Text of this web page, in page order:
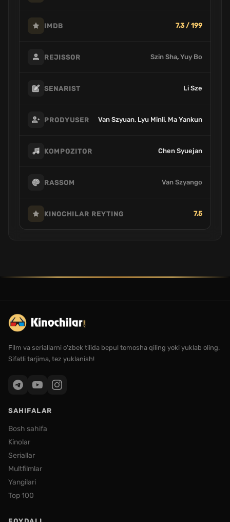
IMDB 7.3 / 199
REJISSOR Szin Sha, Yuy Bo
SENARIST Li Sze
PRODYUSER Van Szyuan, Lyu Minli, Ma Yankun
KOMPOZITOR Chen Syuejan
RASSOM Van Szyango
KINOCHILAR REYTING 7.5
Film va seriallarni o'zbek tilida bepul tomosha qiling yoki yuklab oling.
Sifatli tarjima, tez yuklanish!
SAHIFALAR
Bosh sahifa
Kinolar
Seriallar
Multfilmlar
Yangilari
Top 100